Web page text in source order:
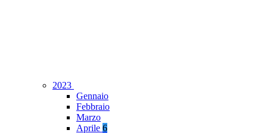
2023
Gennaio
Febbraio
Marzo
Aprile 6